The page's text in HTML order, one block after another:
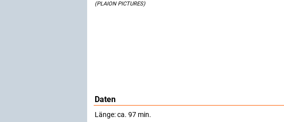
(PLAION PICTURES)
Daten
Länge: ca. 97 min.